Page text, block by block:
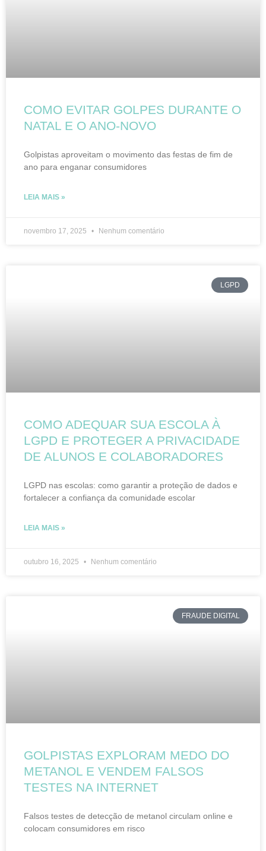
COMO EVITAR GOLPES DURANTE O
NATAL E O ANO-NOVO
Golpistas aproveitam o movimento das festas de fim de
ano para enganar consumidores
LEIA MAIS »
novembro 17, 2025 Nenhum comentário
LGPD
COMO ADEQUAR SUA ESCOLA À
LGPD E PROTEGER A PRIVACIDADE
DE ALUNOS E COLABORADORES
LGPD nas escolas: como garantir a proteção de dados e
fortalecer a confiança da comunidade escolar
LEIA MAIS »
outubro 16, 2025 Nenhum comentário
FRAUDE DIGITAL
GOLPISTAS EXPLORAM MEDO DO
METANOL E VENDEM FALSOS
TESTES NA INTERNET
Falsos testes de detecção de metanol circulam online e
colocam consumidores em risco